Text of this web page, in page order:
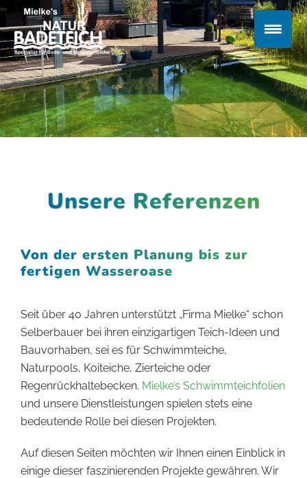
Unsere Referenzen
Von der ersten Planung bis zur
fertigen Wasseroase
Seit über 40 Jahren unterstützt „Firma Mielke“ schon
Selberbauer bei ihren einzigartigen Teich-Ideen und
Bauvorhaben, sei es für Schwimmteiche,
Naturpools, Koiteiche, Zierteiche oder
Regenrückhaltebecken. Mielke’s Schwimmteichfolien
und unsere Dienstleistungen spielen stets eine
bedeutende Rolle bei diesen Projekten.
Auf diesen Seiten möchten wir Ihnen einen Einblick in
einige dieser faszinierenden Projekte gewähren. Wir